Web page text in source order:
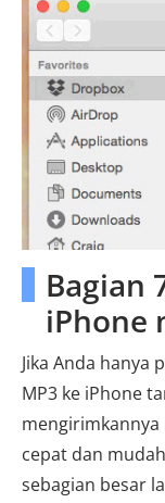
Bagian
iPhone
Jika Anda hanya
MP3 ke iPhone
cepat dan
sebagian besar